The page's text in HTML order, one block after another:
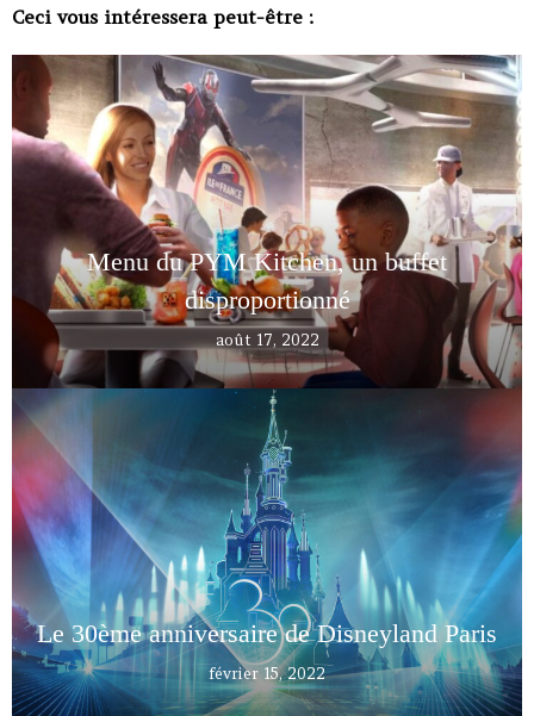
Ceci vous intéressera peut-être :
Menu du PYM Kitchen, un buffet
disproportionné
août 17, 2022
Le 30ème anniversaire de Disneyland Paris
février 15, 2022